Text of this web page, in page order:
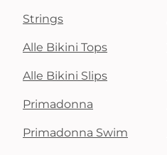
Strings
Alle Bikini Tops
Alle Bikini Slips
Primadonna
Primadonna Swim